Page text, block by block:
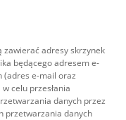
zawierać adresy skrzynek
będącego adresem e-
(adres e-mail oraz
celu przesłania
danych przez
przetwarzania danych